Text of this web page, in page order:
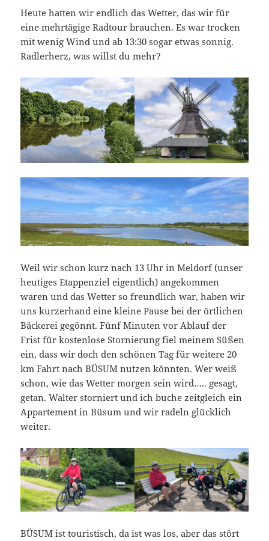
Heute hatten wir endlich das Wetter, das wir für
eine mehrtägige Radtour brauchen. Es war trocken
mit wenig Wind und ab 13:30 sogar etwas sonnig.
Radlerherz, was willst du mehr?
Weil wir schon kurz nach 13 Uhr in Meldorf (unser
heutiges Etappenziel eigentlich) angekommen
waren und das Wetter so freundlich war, haben wir
uns kurzerhand eine kleine Pause bei der örtlichen
Bäckerei gegönnt. Fünf Minuten vor Ablauf der
Frist für kostenlose Stornierung fiel meinem Süßen
ein, dass wir doch den schönen Tag für weitere 20
km Fahrt nach BÜSUM nutzen könnten. Wer weiß
schon, wie das Wetter morgen sein wird….. gesagt,
getan. Walter storniert und ich buche zeitgleich ein
Appartement in Büsum und wir radeln glücklich
weiter.
BÜSUM ist touristisch, da ist was los, aber das stört